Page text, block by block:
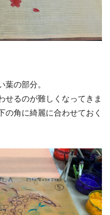
葉の部分。
せるのが難しくなってきま
の角に綺麗に合わせておく